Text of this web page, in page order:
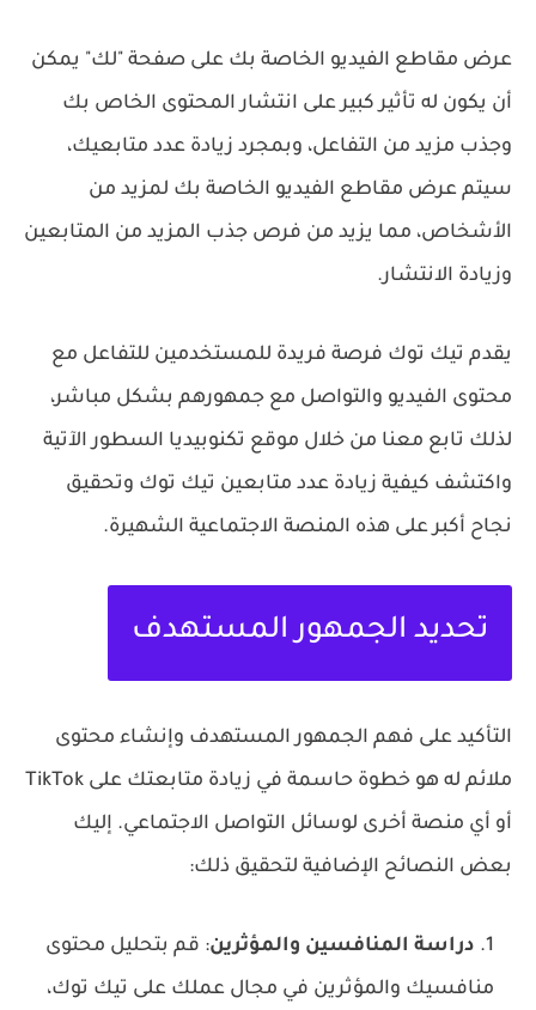
عرض مقاطع الفيديو الخاصة بك على صفحة "لك" يمكن
أن يكون له تأثير كبير على انتشار المحتوى الخاص بك
وجذب مزيد من التفاعل، وبمجرد زيادة عدد متابعيك،
سيتم عرض مقاطع الفيديو الخاصة بك لمزيد من
الأشخاص، مما يزيد من فرص جذب المزيد من المتابعين
وزيادة الانتشار.
يقدم تيك توك فرصة فريدة للمستخدمين للتفاعل مع
محتوى الفيديو والتواصل مع جمهورهم بشكل مباشر،
لذلك تابع معنا من خلال موقع تكنوبيديا السطور الآتية
واكتشف كيفية زيادة عدد متابعين تيك توك وتحقيق
نجاح أكبر على هذه المنصة الاجتماعية الشهيرة.
تحديد الجمهور المستهدف
التأكيد على فهم الجمهور المستهدف وإنشاء محتوى
ملائم له هو خطوة حاسمة في زيادة متابعتك على TikTok
أو أي منصة أخرى لوسائل التواصل الاجتماعي. إليك
بعض النصائح الإضافية لتحقيق ذلك:
دراسة المنافسين والمؤثرين: قم بتحليل محتوى
منافسيك والمؤثرين في مجال عملك على تيك توك،